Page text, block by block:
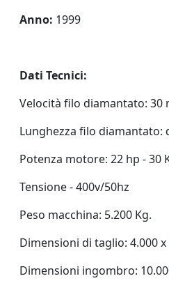
Anno: 1999
Dati Tecnici:
Velocità filo diamantato: 30
Lunghezza filo diamantato:
Potenza motore: 22 hp - 30
Tensione - 400v/50hz
Peso macchina: 5.200 Kg.
Dimensioni di taglio: 4.000 x
Dimensioni ingombro: